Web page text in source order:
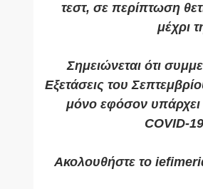
τεστ, σε περίπτωση
μέχρι
Σημειώνεται ότι
Εξετάσεις του
μόνο εφόσον υπάρχει
COVID-
Ακολουθήστε το